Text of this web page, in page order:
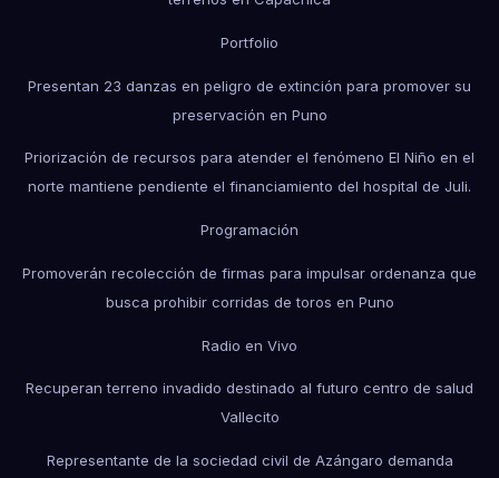
Portfolio
Presentan 23 danzas en peligro de extinción para promover su
preservación en Puno
Priorización de recursos para atender el fenómeno El Niño en el
norte mantiene pendiente el financiamiento del hospital de Juli.
Programación
Promoverán recolección de firmas para impulsar ordenanza que
busca prohibir corridas de toros en Puno
Radio en Vivo
Recuperan terreno invadido destinado al futuro centro de salud
Vallecito
Representante de la sociedad civil de Azángaro demanda